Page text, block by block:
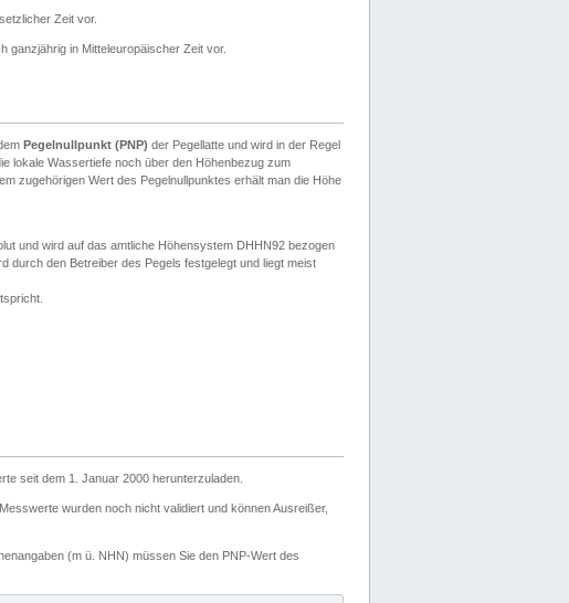
Zeit vor.
ganzjährig in Mitteleuropäischer Zeit vor.
Pegelnullpunkt (PNP) der Pegellatte und wird in der Regel
lokale Wassertiefe noch über den Höhenbezug zum
zugehörigen Wert des Pegelnullpunktes erhält man die Höhe
und wird auf das amtliche Höhensystem DHHN92 bezogen
durch den Betreiber des Pegels festgelegt und liegt meist
seit dem 1. Januar 2000 herunterzuladen.
Messwerte wurden noch nicht validiert und können Ausreißer,
(m ü. NHN) müssen Sie den PNP-Wert des